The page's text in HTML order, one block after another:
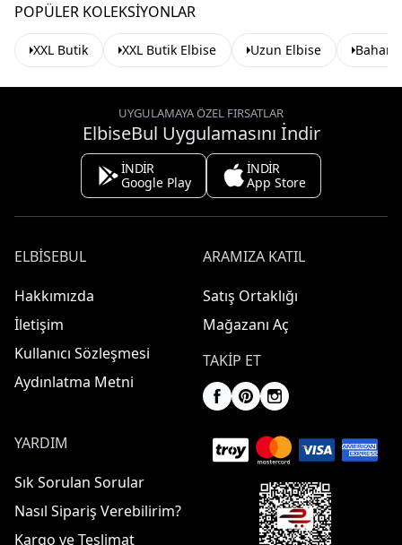
POPÜLER KOLEKSIYONLAR
XXL Butik XXL Butik Elbise Uzun Elbise
UYGULAMAYA ÖZEL FIRSATLAR
ElbiseBul Uygulamasını İndir
İNDİR
Google Play
İNDİR
App Store
ELBISEBUL
Hakkımızda
İletişim
Kullanıcı Sözleşmesi
Aydınlatma Metni
ARAMIZA KATIL
Satış Ortaklığı
Mağazanı Aç
TAKIP ET
YARDIM
Sık Sorulan Sorular
Nasıl Sipariş Verebilirim?
Kargo ve Teslimat